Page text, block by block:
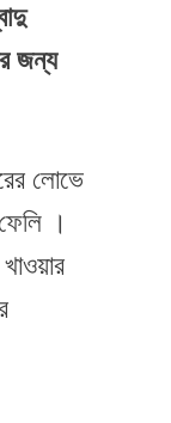
জন্য
লোভে
।